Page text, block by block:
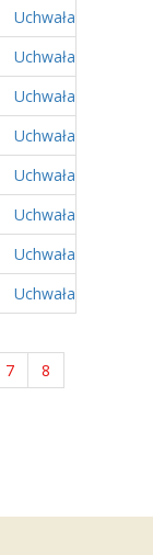
Uchwała Nr 164/
Uchwała Nr 163/
Uchwała Nr 162/
Uchwała Nr 161/
Uchwała Nr 159/
Uchwała Nr 158/
Uchwała Nr 157/
Uchwała Nr 156/
7
8